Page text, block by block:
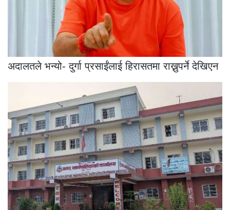
अदालतले भन्यो- दुर्गा प्रसाईंलाई हिरासतमा राख्नुपर्ने देखिएन